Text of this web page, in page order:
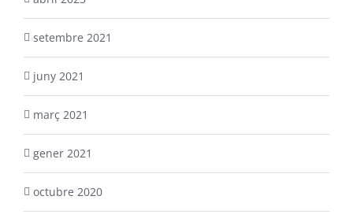
setembre 2021
juny 2021
març 2021
gener 2021
octubre 2020